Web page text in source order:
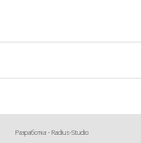
Разработка - Radius-Studio